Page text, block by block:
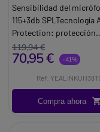
Sensibilidad del
115+3db SPLTecnología
Protection: protección
auditiva contra golpes
acústicos.
119,94 €
70,95 € -41%
Ref:
Compra ahora